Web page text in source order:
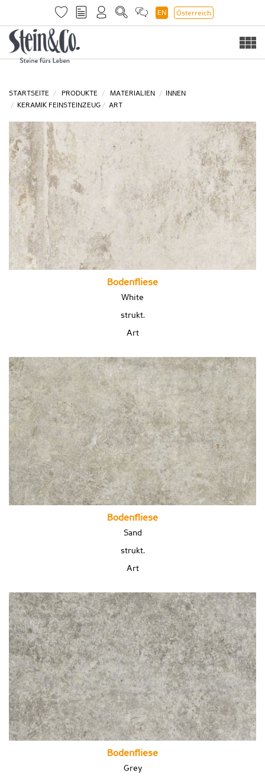
EN Österreich
STARTSEITE PRODUKTE MATERIALIEN
INNEN
KERAMIK FEINSTEINZEUG
ART
Bodenfliese
White
strukt.
Art
Bodenfliese
Sand
strukt.
Art
Bodenfliese
Grey